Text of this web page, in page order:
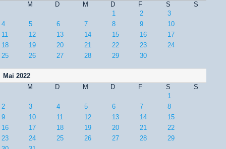
M
D M D F S
S
1
2
3
4
5 6 7 8 9
10
11
12 13 14 15 16
17
18
19 20 21 22 23
24
25
26 27 28 29 30
Mai 2022
M
D M D F S
S
1
2
3 4 5 6 7
8
9
10 11 12 13 14
15
16
17 18 19 20 21
22
23
24 25 26 27 28
29